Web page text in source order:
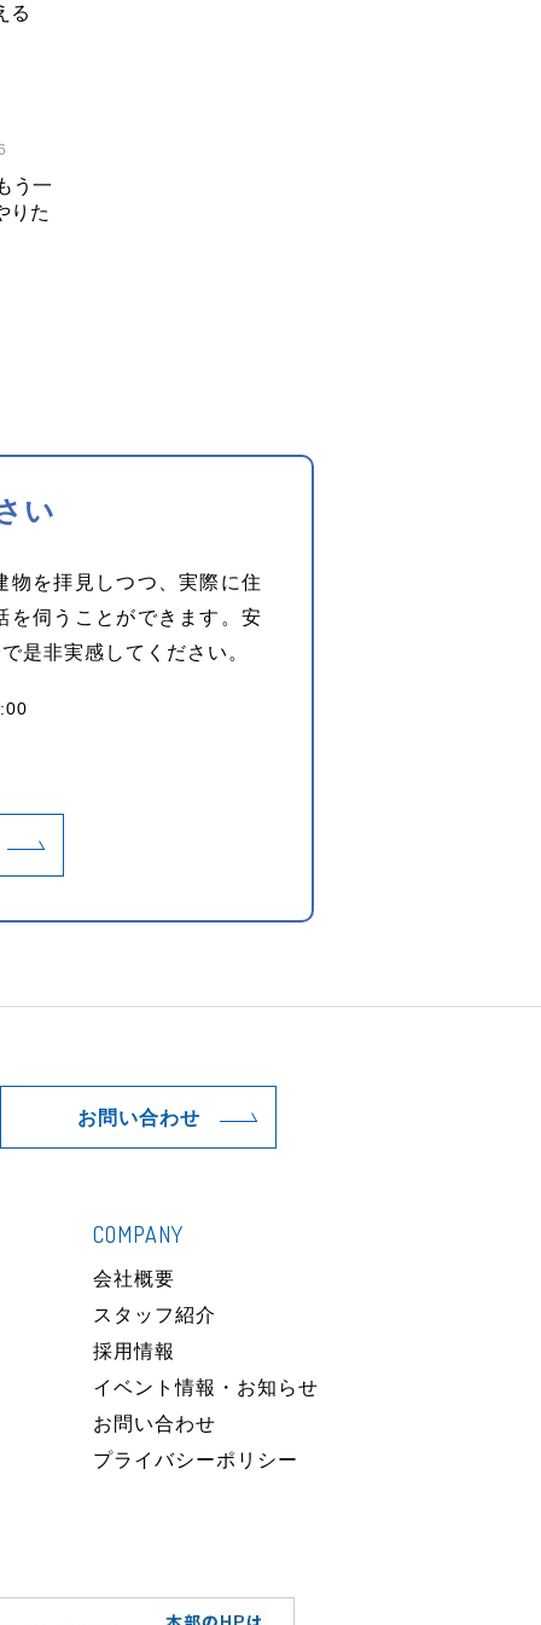
る
う一
りた
い
物を拝見しつつ、実際に住
を伺うことができます。安
是非実感してください。
お問い合わせ
COMPANY
会社概要
スタッフ紹介
採用情報
イベント情報・お知らせ
お問い合わせ
プライバシーポリシー